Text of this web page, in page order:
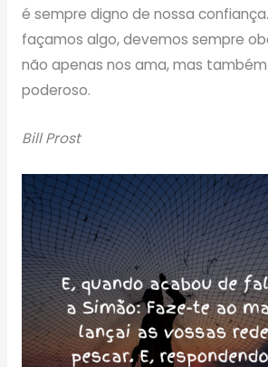
é sempre digno de nossa
façamos algo, devemos sempre
não apenas nos ama, mas
poderoso.
Bill Prost